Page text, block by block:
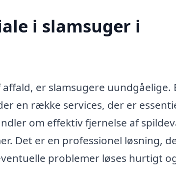
i slamsuger i
er slamsugere uundgåelige.
en række services, der er
om effektiv fjernelse af
Det er en professionel løsning,
problemer løses hurtigt